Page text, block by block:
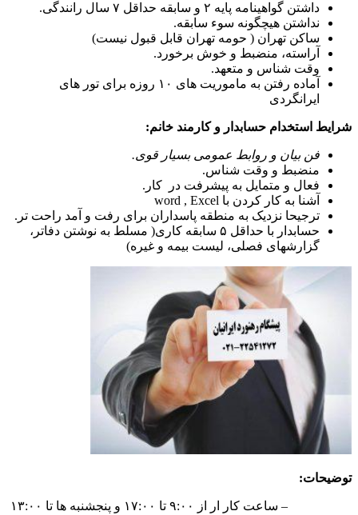
داشتن گواهینامه پایه ۲ و سابقه حداقل ۷ سال رانندگی.
نداشتن هیچگونه سوء سابقه.
ساکن تهران ( حومه تهران قابل قبول نیست)
آراسته، منضبط و خوش برخورد.
وقت شناس و متعهد.
آماده رفتن به ماموریت های ۱۰ روزه برای تور های
ایرانگردی
شرایط استخدام حسابدار و کارمند خانم:
فن بیان و روابط عمومی بسیار قوی.
منضبط و وقت شناس.
فعال و متمایل به پیشرفت در کار.
آشنا به کار کردن با word , Excel
ترجیحا نزدیک به منطقه پاسداران برای رفت و آمد راحت تر.
حسابدار با حداقل ۵ سابقه کاری( مسلط به نوشتن دفاتر،
گزارشهای فصلی، لیست بیمه و غیره)
توضیحات:
– ساعت کار ار از ۹:۰۰ تا ۱۷:۰۰ و پنجشنبه ها تا ۱۳:۰۰